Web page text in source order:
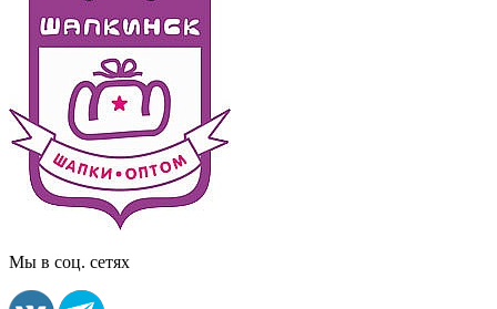
Мы в соц. сетях